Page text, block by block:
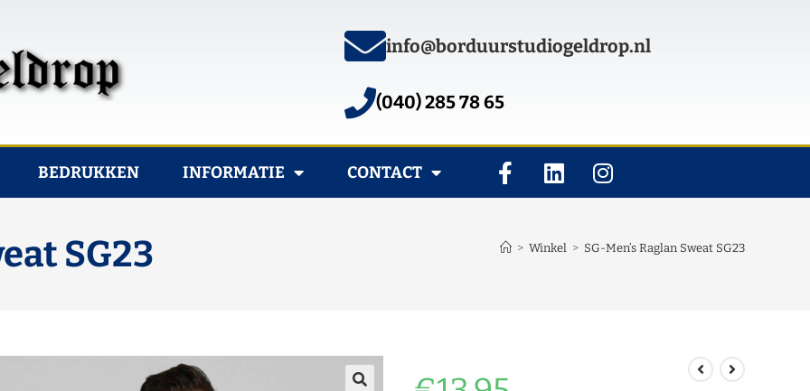
info@borduurstudiogeldrop.nl
(040) 285 78 65
BEDRUKKEN INFORMATIE CONTACT
SG23 > Winkel > SG-Men’s Raglan Sweat SG23